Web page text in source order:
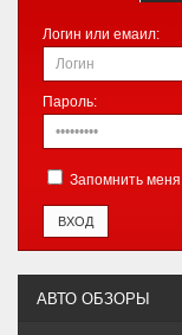
Логин или емаил:
Пароль:
Запомнить меня
АВТО ОБЗОРЫ